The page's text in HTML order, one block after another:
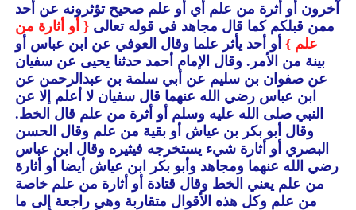
آخرون أو أثرة من علم أي أو علم صحيح تؤثرونه عن أحد
ممن قبلكم كما قال مجاهد في قوله تعالى { أو أثارة من
علم }أو أحد يأثر علما وقال العوفي عن ابن عباس أو
بينة من الأمر.وقال الإمام أحمد حدثنا يحيى عن سفيان
عن صفوان بن سليم عن أبي سلمة بن عبدالرحمن عن
ابن عباس رضي الله عنهما قال سفيان لا أعلم إلا عن
النبي صلى الله عليه وسلم أو أثرة من علم قال الخط.
وقال أبو بكر بن عياش أو بقية من علم وقال الحسن
البصري أو أثارة شيء يستخرجه فيثيره وقال ابن عباس
رضي الله عنهما ومجاهد وأبو بكر ابن عياش أيضا أو أثارة
من علم يعني الخط وقال قتادة أو أثارة من علم خاصة
من علم وكل هذه الأقوال متقاربة وهي راجعة إلى ما